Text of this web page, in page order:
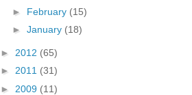
► February (15)
► January (18)
► 2012 (65)
► 2011 (31)
► 2009 (11)